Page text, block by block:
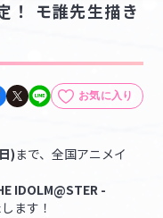
Pレポ
お気に入り
ダイナムコID Link設定
！ モ誰先生描き
お気に入り
)まで、全国アニメイ
IDOLM@STER -
ます！